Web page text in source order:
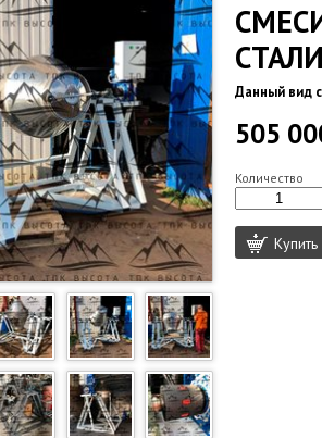
Данный вид
505
Количество
Купить